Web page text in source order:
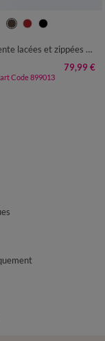
37 38 39
Boots détente lacées et zippées en cuir
79,99 €
Code 899013